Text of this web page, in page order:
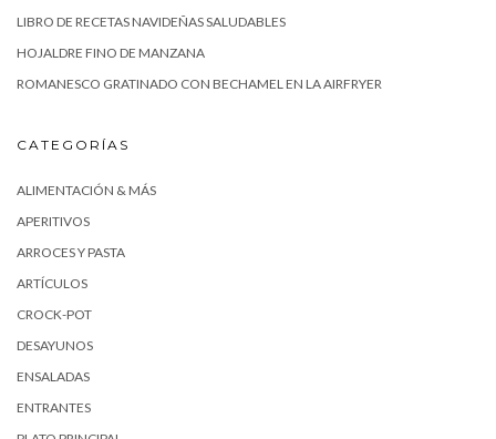
LIBRO DE RECETAS NAVIDEÑAS SALUDABLES
HOJALDRE FINO DE MANZANA
ROMANESCO GRATINADO CON BECHAMEL EN LA AIRFRYER
CATEGORÍAS
ALIMENTACIÓN & MÁS
APERITIVOS
ARROCES Y PASTA
ARTÍCULOS
CROCK-POT
DESAYUNOS
ENSALADAS
ENTRANTES